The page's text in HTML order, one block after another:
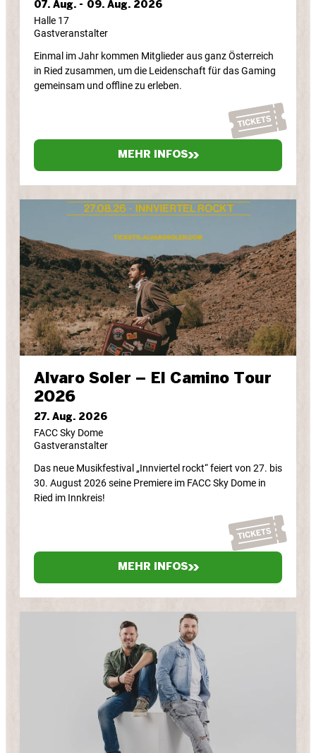
07. Aug. - 09. Aug. 2026
Halle 17
Gastveranstalter
Einmal im Jahr kommen Mitglieder aus ganz Österreich
in Ried zusammen, um die Leidenschaft für das Gaming
gemeinsam und offline zu erleben.
MEHR INFOS
Alvaro Soler – El Camino Tour
2026
27. Aug. 2026
FACC Sky Dome
Gastveranstalter
Das neue Musikfestival „Innviertel rockt“ feiert von 27. bis
30. August 2026 seine Premiere im FACC Sky Dome in
Ried im Innkreis!
MEHR INFOS